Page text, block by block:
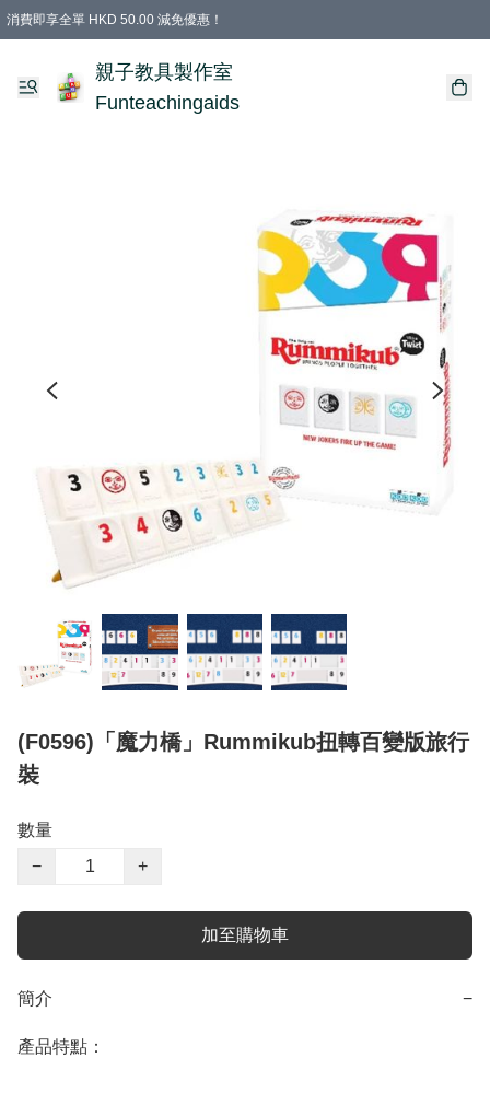
消費即享全單 HKD 50.00 減免優惠！
購物滿 HKD 699.00即享免運費優惠！（適用於 特定的送貨方式 )
凡購物滿HKD 699.00，即享免費禮品
親子教具製作室
Funteachingaids
(F0596)「魔力橋」Rummikub扭轉百變版旅行
裝
數量
−
+
加至購物車
簡介 −
產品特點：